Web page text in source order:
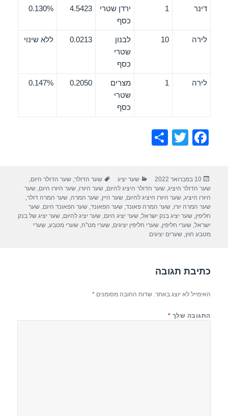
דינר 1
ירדן שטרי
כסף
4.5423
0.130%
לירה 10
לבנון
שטרי
כסף
0.0213 ללא שינוי
לירה 1
מצרים
שטרי
כסף
0.2050
0.147%
F
e
b
o
o
T
er
e
פורסם
בתאריך
10 בפברואר 2022 קטגוריות
שער יציג תגיות
שער הדולר,שער הדולר היום,
שער הדולר היציג,שער הדולר היציג להיום,שער היורו,שער היורו היום,שער
היורו היציג,שער היורו היציג להיום,שער היין,שער המרה,שער המרה דולר,
שער המרה יורו,שער המרה פאונד,שער הפאונד,שער הפאונד היום,שער
חליפין,שער יציג בנק ישראל,שער יציג היום,שער יציג להיום,שער יציג של בנק
ישראל,שערי חליפין,שערי חליפין יציגים,שערי מט"ח,שערי מטבע,שערי
מטבע חוץ,שערים יציגים
כתיבת תגובה
האימייל לא יוצג באתר. שדות החובה מסומנים*
התגובה שלך *